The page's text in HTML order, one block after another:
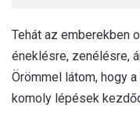
Tehát az emberekben
éneklésre, zenélésre,
Örömmel látom, hogy
komoly lépések